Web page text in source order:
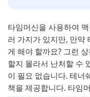
타임머신을 사용하여
러 가지가 있지만, 만약
게 해야 할까요? 그런
할지 몰라서 난처할 수
이 필요 없습니다. 테너
책을 제공합니다. 타임